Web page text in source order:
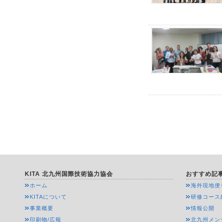
KITA 北九州国際技術協力協会
ホーム
KITAについて
事業概要
印刷物/広報
おすすめ記
海外現地便
研修コース
情報公開
北九州メン